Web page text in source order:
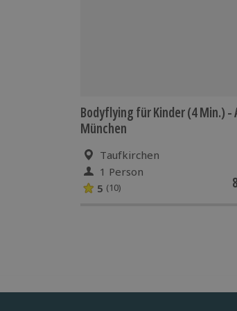
Bodyflying für Kinder (4 Min.) -
München
Taufkirchen
1 Person
5 (10)